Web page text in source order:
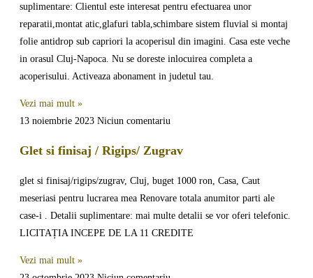
suplimentare: Clientul este interesat pentru efectuarea unor
reparatii,montat atic,glafuri tabla,schimbare sistem fluvial si montaj
folie antidrop sub capriori la acoperisul din imagini. Casa este veche
in orasul Cluj-Napoca. Nu se doreste inlocuirea completa a
acoperisului. Activeaza abonament in judetul tau.
Vezi mai mult »
13 noiembrie 2023 Niciun comentariu
Glet si finisaj / Rigips/ Zugrav
glet si finisaj/rigips/zugrav, Cluj, buget 1000 ron, Casa, Caut
meseriasi pentru lucrarea mea Renovare totala anumitor parti ale
case-i . Detalii suplimentare: mai multe detalii se vor oferi telefonic.
LICITAȚIA INCEPE DE LA 11 CREDITE
Vezi mai mult »